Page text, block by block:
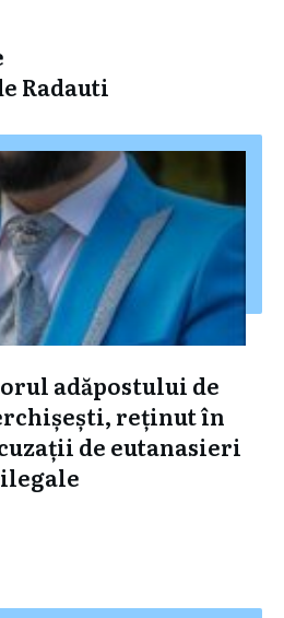
Radauti
adăpostului de
reținut în
de eutanasieri
ilegale